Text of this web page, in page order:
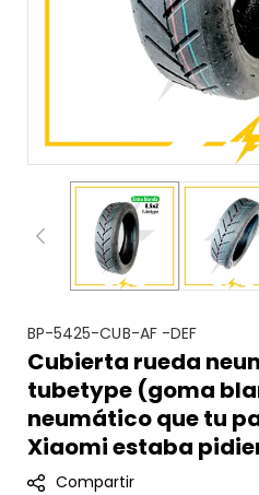
S
K
U
:
BP-5425-CUB-AF -DEF
Cubierta rueda
tubetype (goma
neumático que tu
Xiaomi estaba
Compartir